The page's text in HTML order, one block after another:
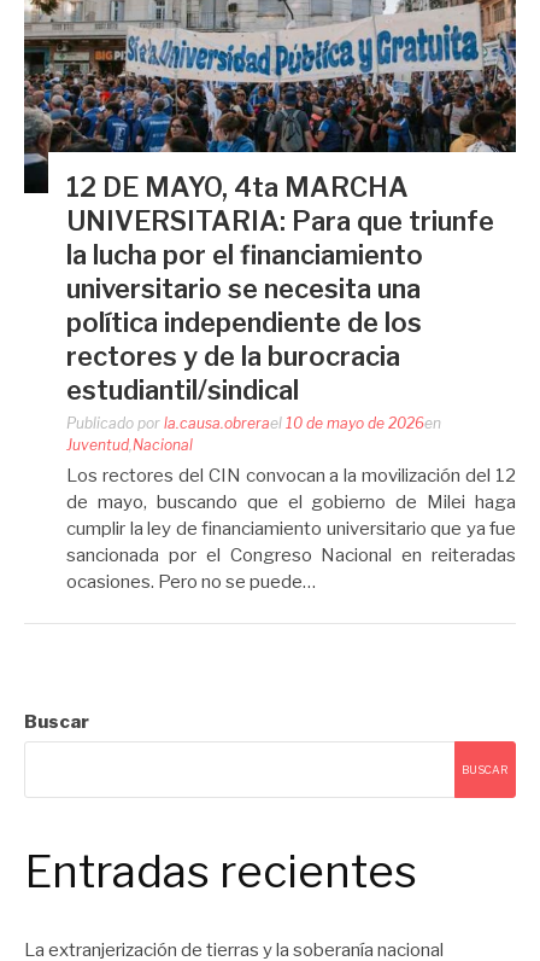
12 DE MAYO, 4ta MARCHA
UNIVERSITARIA: Para que triunfe
la lucha por el financiamiento
universitario se necesita una
política independiente de los
rectores y de la burocracia
estudiantil/sindical
Publicado por la.causa.obrerael 10 de mayo de 2026en
Juventud,Nacional
Los rectores del CIN convocan a la movilización del 12
de mayo, buscando que el gobierno de Milei haga
cumplir la ley de financiamiento universitario que ya fue
sancionada por el Congreso Nacional en reiteradas
ocasiones. Pero no se puede…
Buscar
BUSCAR
Entradas recientes
La extranjerización de tierras y la soberanía nacional